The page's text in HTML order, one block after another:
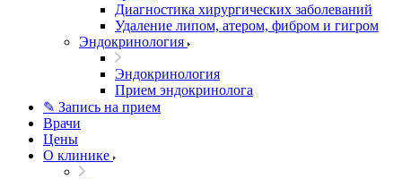
Диагностика хирургических заболеваний
Удаление липом, атером, фибром и гигром
Эндокринология
Эндокринология
Прием эндокринолога
✎ Запись на прием
Врачи
Цены
О клинике